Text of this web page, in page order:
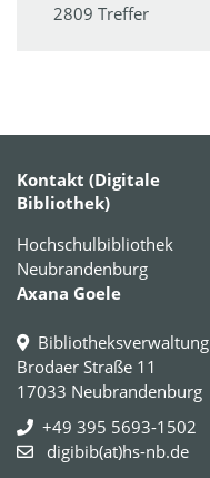
2809 Treffer
Kontakt (Digitale
Bibliothek)
Hochschulbibliothek
Neubrandenburg
Axana Goele
Bibliotheksverwaltung
Brodaer Straße 11
17033 Neubrandenburg
+49 395 5693-1502
digibib(at)hs-nb.de